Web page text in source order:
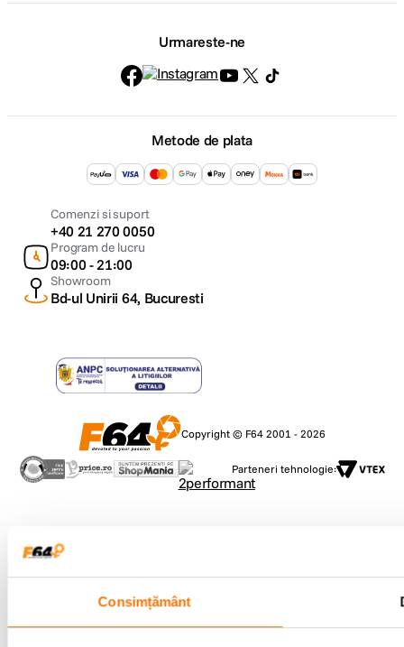
Consimțământ
Urmareste-ne
Metode de plata
Comenzi si suport
+40 21 270 0050
Program de lucru
09:00 - 21:00
Showroom
Bd-ul Unirii 64, Bucuresti
Copyright © F64 2001 - 2026
Parteneri tehnologie: